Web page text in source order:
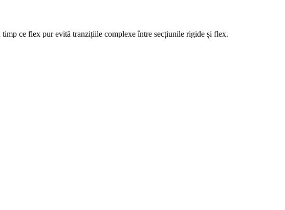
ce flex pur evită tranzițiile complexe între secțiunile rigide și flex.